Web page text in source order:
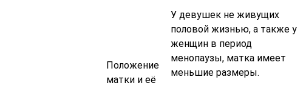
Положение
матки и её
У девушек не живущих
половой жизнью, а также у
женщин в период
менопаузы, матка имеет
меньшие размеры.